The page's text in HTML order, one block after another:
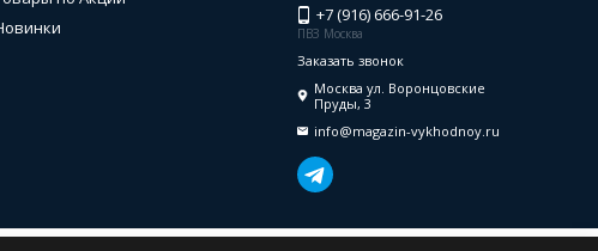
+7 (916) 666-91-26
ПВЗ Москва
Заказать звонок
Москва ул. Воронцовские
Пруды, 3
info@magazin-vykhodnoy.ru